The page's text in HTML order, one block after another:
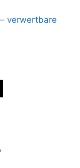
verwertbare
,